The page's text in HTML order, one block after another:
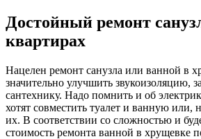
Достойный ремонт
квартирах
Нацелен ремонт санузла или ванной в
значительно улучшить звукоизоляцию,
сантехнику. Надо помнить и об
хотят совместить туалет и ванную или,
их. В соответствии со сложностью и
стоимость ремонта ванной в хрущевке